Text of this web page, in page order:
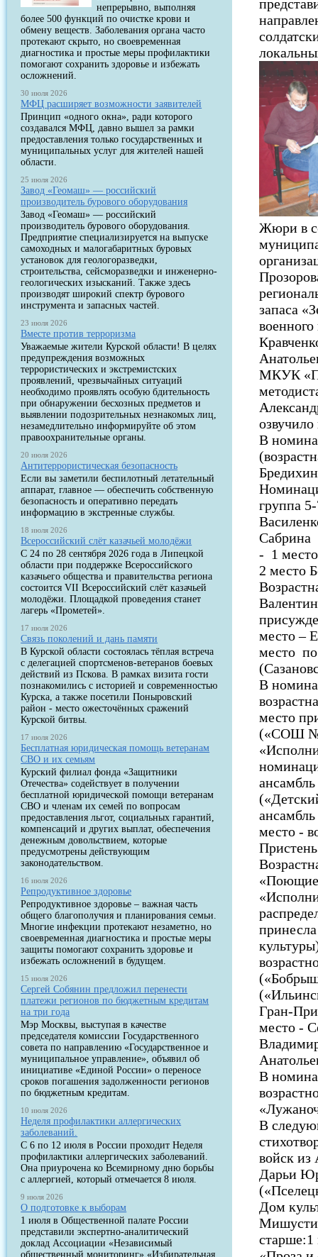
непрерывно, выполняя
более 500 функций по очистке крови и
обмену веществ. Заболевания органа часто
протекают скрыто, но своевременная
диагностика и простые меры профилактики
помогают сохранить здоровье и избежать
осложнений.
30 июля 2026
МФЦ расширяет возможности заявителей
Принцип «одного окна», ради которого
создавался МФЦ, давно вышел за рамки
предоставления только государственных и
муниципальных услуг для жителей нашей
области.
25 июля 2026
Завод «Геомаш» — российский
производитель бурового оборудования
Завод «Геомаш» — российский
производитель бурового оборудования.
Предприятие специализируется на выпуске
самоходных и малогабаритных буровых
установок для геологоразведки,
строительства, сейсморазведки и инженерно-
геологических изысканий. Также здесь
производят широкий спектр бурового
инструмента и запасных частей.
23 июля 2026
Вместе против терроризма
Уважаемые жители Курской области! В целях
предупреждения возможных
террористических и экстремистских
проявлений, чрезвычайных ситуаций
необходимо проявлять особую бдительность
при обнаружении бесхозных предметов и
выявлении подозрительных незнакомых лиц,
незамедлительно информируйте об этом
правоохранительные органы.
20 июля 2026
Антитеррористическая безопасность
Если вы заметили беспилотный летательный
аппарат, главное — обеспечить собственную
безопасность и оперативно передать
информацию в экстренные службы.
18 июля 2026
Всероссийский слёт казачьей молодёжи
С 24 по 28 сентября 2026 года в Липецкой
области при поддержке Всероссийского
казачьего общества и правительства региона
состоится VII Всероссийский слёт казачьей
молодёжи. Площадкой проведения станет
лагерь «Прометей».
17 июля 2026
Связь поколений и дань памяти
В Курской области состоялась тёплая встреча
с делегацией спортсменов-ветеранов боевых
действий из Пскова. В рамках визита гости
познакомились с историей и современностью
Курска, а также посетили Поныровский
район - место ожесточённых сражений
Курской битвы.
17 июля 2026
Бесплатная юридическая помощь ветеранам
СВО и их семьям
Курский филиал фонда «Защитники
Отечества» содействует в получении
бесплатной юридической помощи ветеранам
СВО и членам их семей по вопросам
предоставления льгот, социальных гарантий,
компенсаций и других выплат, обеспечения
денежным довольствием, которые
предусмотрены действующим
законодательством.
16 июля 2026
Репродуктивное здоровье
Репродуктивное здоровье – важная часть
общего благополучия и планирования семьи.
Многие инфекции протекают незаметно, но
своевременная диагностика и простые меры
защиты помогают сохранить здоровье и
избежать осложнений в будущем.
15 июля 2026
Сергей Собянин предложил перенести
платежи регионов по бюджетным кредитам
на три года
Мэр Москвы, выступая в качестве
председателя комиссии Государственного
совета по направлению «Государственное и
муниципальное управление», объявил об
инициативе «Единой России» о переносе
сроков погашения задолженности регионов
по бюджетным кредитам.
10 июля 2026
Неделя профилактики аллергических
заболеваний.
С 6 по 12 июля в России проходит Неделя
профилактики аллергических заболеваний.
Она приурочена ко Всемирному дню борьбы
с аллергией, который отмечается 8 июля.
9 июля 2026
О подготовке к выборам
1 июля в Общественной палате России
представили экспертно-аналитический
доклад Ассоциации «Независимый
общественный мониторинг» «Избирательная
Жюри в
запаса
МКУК
В
группа
Сабрина
- 1
2 место
место
место
В
место
(«СОШ
место -
Гран-
место -
В
В
войск из
Дарьи
Дом
старше:1